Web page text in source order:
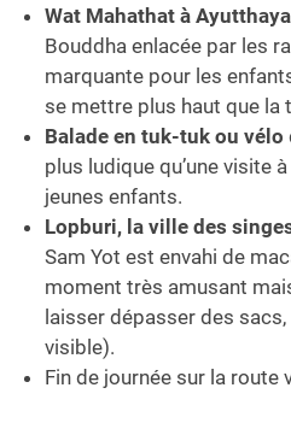
Wat Mahathat à Ayutthaya
Bouddha enlacée par les
marquante pour les
se mettre plus haut que la
Balade en tuk-tuk ou vélo
plus ludique qu’une visite
jeunes enfants.
Lopburi, la ville des
Sam Yot est envahi de
moment très amusant
laisser dépasser des
visible).
Fin de journée sur la route